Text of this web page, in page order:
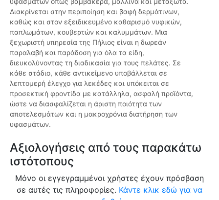
Διακρίνεται στην περιποίηση και βαφή δερμάτινων,
καθώς και στον εξειδικευμένο καθαρισμό νυφικών,
παπλωμάτων, κουβερτών και καλυμμάτων. Μια
ξεχωριστή υπηρεσία της Πήλιος είναι η δωρεάν
παραλαβή και παράδοση για όλα τα είδη,
διευκολύνοντας τη διαδικασία για τους πελάτες. Σε
κάθε στάδιο, κάθε αντικείμενο υποβάλλεται σε
λεπτομερή έλεγχο για λεκέδες και υπόκειται σε
προσεκτική φροντίδα με κατάλληλα, ασφαλή προϊόντα,
ώστε να διασφαλίζεται η άριστη ποιότητα των
αποτελεσμάτων και η μακροχρόνια διατήρηση των
υφασμάτων.
Αξιολογήσεις από τους παρακάτω
ιστότοπους
Μόνο οι εγγεγραμμένοι χρήστες έχουν πρόσβαση
σε αυτές τις πληροφορίες. Κάντε κλικ εδώ για να